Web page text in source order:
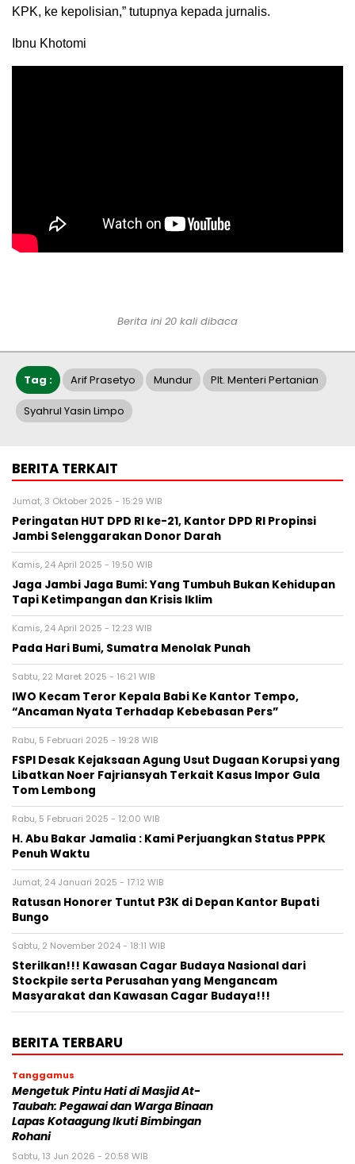
KPK, ke kepolisian,” tutupnya kepada jurnalis.
Ibnu Khotomi
Berita ini 20 kali dibaca
Tag : Arif Prasetyo Mundur Plt. Menteri Pertanian
Syahrul Yasin Limpo
BERITA TERKAIT
Jumat, 3 Oktober 2025 - 15:29 WIB
Peringatan HUT DPD RI ke-21, Kantor DPD RI Propinsi
Jambi Selenggarakan Donor Darah
Kamis, 24 April 2025 - 19:50 WIB
Jaga Jambi Jaga Bumi: Yang Tumbuh Bukan Kehidupan
Tapi Ketimpangan dan Krisis Iklim
Kamis, 24 April 2025 - 12:23 WIB
Pada Hari Bumi, Sumatra Menolak Punah
Sabtu, 22 Maret 2025 - 16:21 WIB
IWO Kecam Teror Kepala Babi Ke Kantor Tempo,
“Ancaman Nyata Terhadap Kebebasan Pers”
Rabu, 5 Februari 2025 - 19:28 WIB
FSPI Desak Kejaksaan Agung Usut Dugaan Korupsi yang
Libatkan Noer Fajriansyah Terkait Kasus Impor Gula
Tom Lembong
Rabu, 5 Februari 2025 - 12:00 WIB
H. Abu Bakar Jamalia : Kami Perjuangkan Status PPPK
Penuh Waktu
Jumat, 24 Januari 2025 - 17:12 WIB
Ratusan Honorer Tuntut P3K di Depan Kantor Bupati
Bungo
Sabtu, 2 November 2024 - 18:11 WIB
Sterilkan!!! Kawasan Cagar Budaya Nasional dari
Stockpile serta Perusahan yang Mengancam
Masyarakat dan Kawasan Cagar Budaya!!!
BERITA TERBARU
Tanggamus
Mengetuk Pintu Hati di Masjid At-
Taubah: Pegawai dan Warga Binaan
Lapas Kotaagung Ikuti Bimbingan
Rohani
Sabtu, 13 Jun 2026 - 20:58 WIB